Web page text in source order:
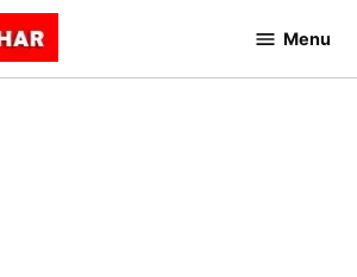
Bihar
Menu